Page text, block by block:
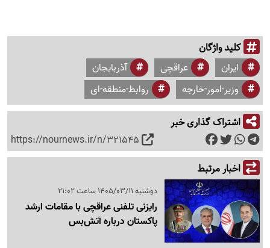
کلید واژگان
ایران عراقچی
آذربایجان
وزیر-امور-خارجه
روابط-منطقه-ای
اشتراک گذاری خبر
https://nournews.ir/n/321545
اخبار مرتبط
دوشنبه 1405/03/11 ساعت 21:02
رایزنی تلفنی عراقچی با مقامات ارشد
پاکستان درباره آتش‌بس